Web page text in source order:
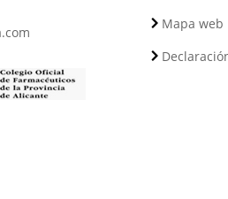
Mapa web